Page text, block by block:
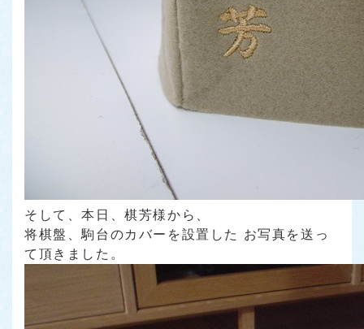
そして、本日、棋芳様から、
将棋盤、駒台のカバーを設置した お写真を送っ
て頂きました。